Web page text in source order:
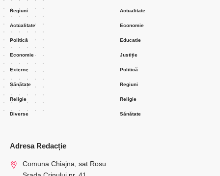
Regiuni
Actualitate
Politică
Economie
Externe
Sănătate
Religie
Diverse
Actualitate
Economie
Educatie
Justiție
Politică
Regiuni
Religie
Sănătate
Adresa Redacție
Comuna Chiajna, sat Rosu